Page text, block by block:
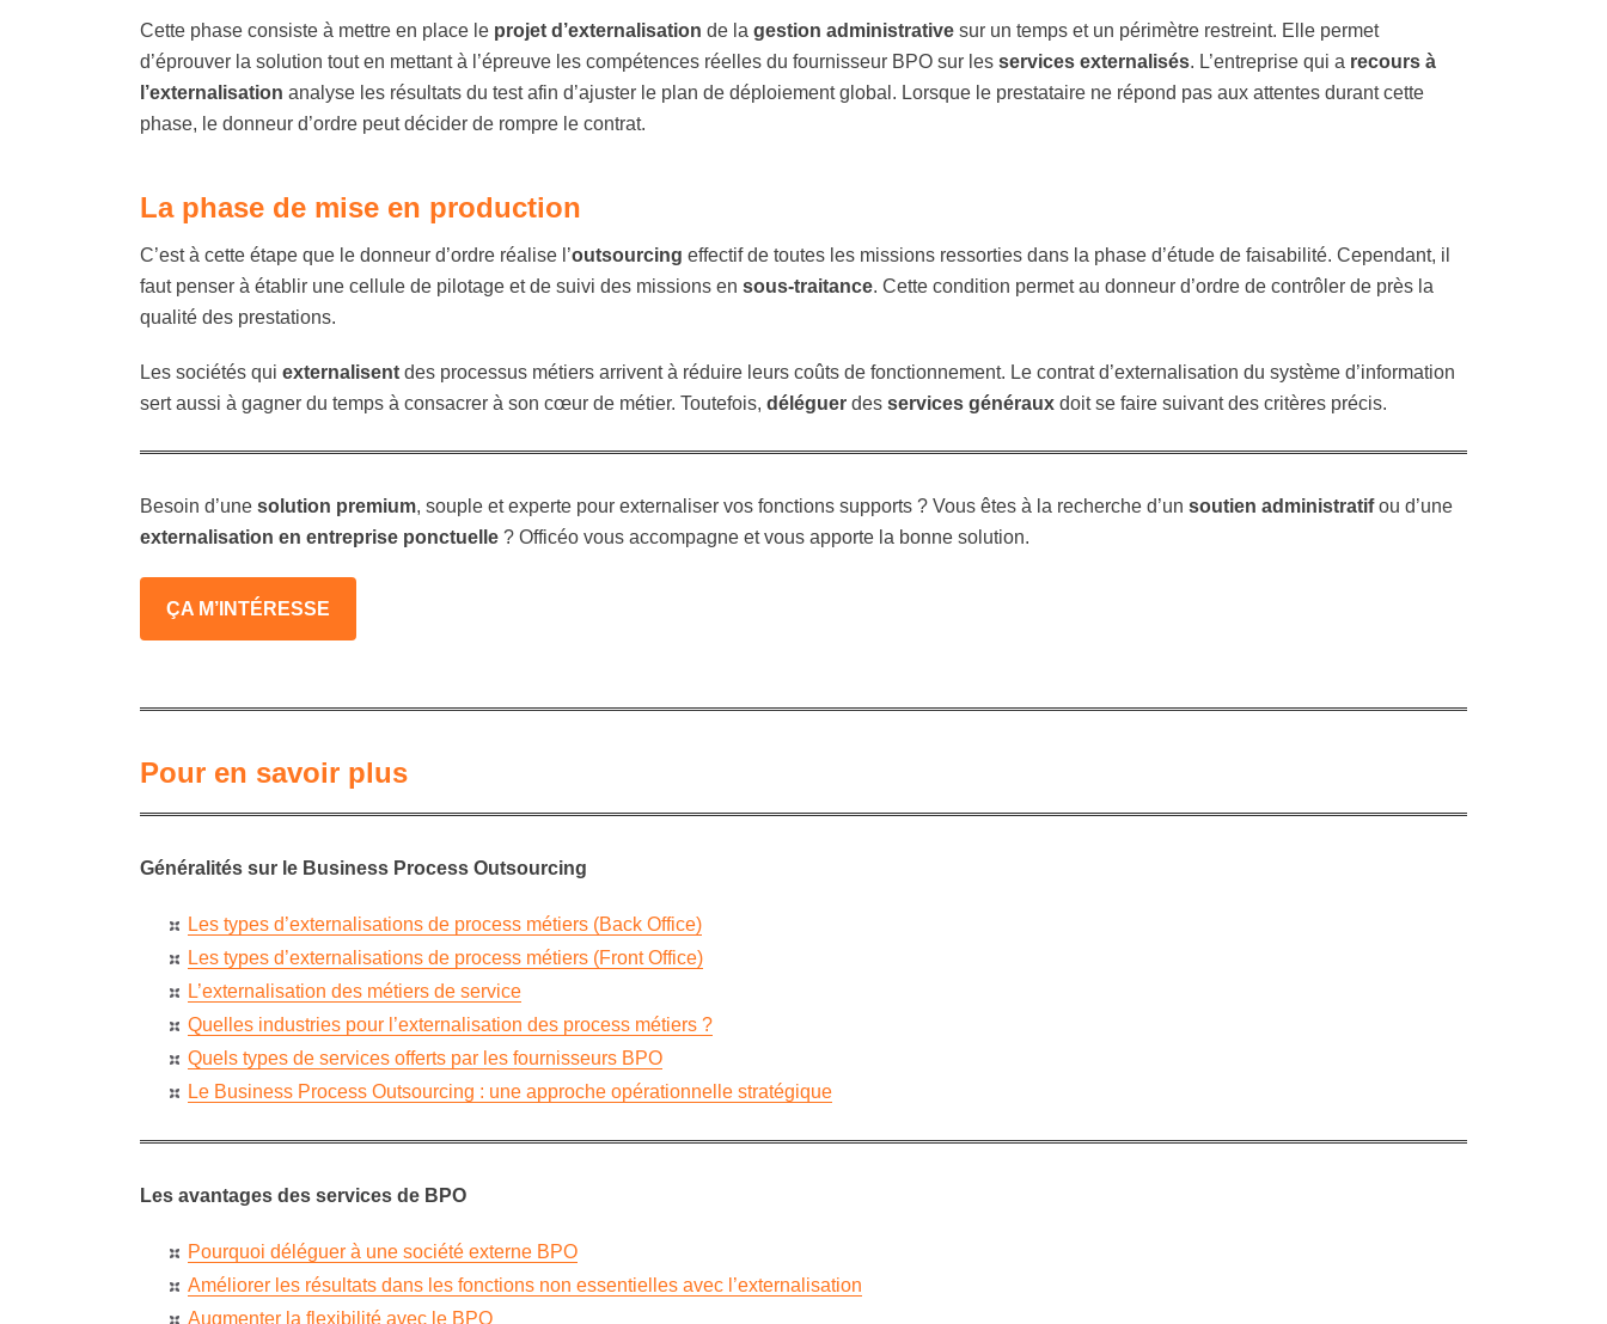
Cette phase consiste à mettre en place le projet d’externalisation de la gestion administrative sur un temps et un périmètre restreint. Elle permet
d’éprouver la solution tout en mettant à l’épreuve les compétences réelles du fournisseur BPO sur les services externalisés. L’entreprise qui a recours à
l’externalisation analyse les résultats du test afin d’ajuster le plan de déploiement global. Lorsque le prestataire ne répond pas aux attentes durant cette
phase, le donneur d’ordre peut décider de rompre le contrat.
La phase de mise en production
C’est à cette étape que le donneur d’ordre réalise l’outsourcing effectif de toutes les missions ressorties dans la phase d’étude de faisabilité. Cependant, il
faut penser à établir une cellule de pilotage et de suivi des missions en sous-traitance. Cette condition permet au donneur d’ordre de contrôler de près la
qualité des prestations.
Les sociétés qui externalisent des processus métiers arrivent à réduire leurs coûts de fonctionnement. Le contrat d’externalisation du système d’information
sert aussi à gagner du temps à consacrer à son cœur de métier. Toutefois, déléguer des services généraux doit se faire suivant des critères précis.
Besoin d’une solution premium, souple et experte pour externaliser vos fonctions supports ? Vous êtes à la recherche d’un soutien administratifou d’une
externalisation en entreprise ponctuelle ? Officéo vous accompagne et vous apporte la bonne solution.
ÇA M’INTÉRESSE
Pour en savoir plus
Généralités sur le Business Process Outsourcing
Les types d’externalisations de process métiers (Back Office)
Les types d’externalisations de process métiers (Front Office)
L’externalisation des métiers de service
Quelles industries pour l’externalisation des process métiers ?
Quels types de services offerts par les fournisseurs BPO
Le Business Process Outsourcing : une approche opérationnelle stratégique
Les avantages des services de BPO
Pourquoi déléguer à une société externe BPO
Améliorer les résultats dans les fonctions non essentielles avec l’externalisation
Augmenter la flexibilité avec le BPO